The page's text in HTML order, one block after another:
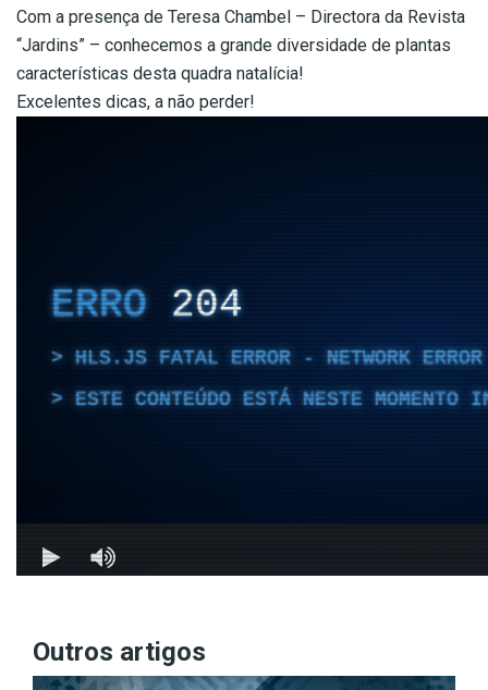
Com a presença de Teresa Chambel – Directora da Revista
“Jardins” – conhecemos a grande diversidade de plantas
características desta quadra natalícia!
Excelentes dicas, a não perder!
Outros artigos